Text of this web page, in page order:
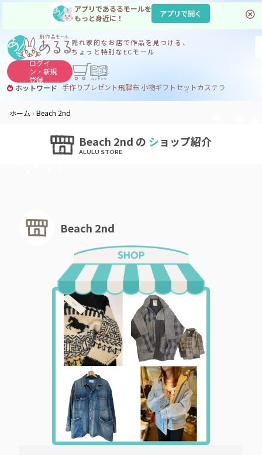
アプリであるるモールを
もっと身近に！
アプリで開く
隠れ家的なお店で作品を見つける、
ちょっと特別なECモール
ログイ
ン・新規
登録
ホットワード 手作りプレゼント飛騨布 小物ギフトセットカステラ
サヌカイト コーヒー
ジンギスカン
ホーム
Beach 2nd
Beach 2nd の ショップ紹介
Beach 2nd